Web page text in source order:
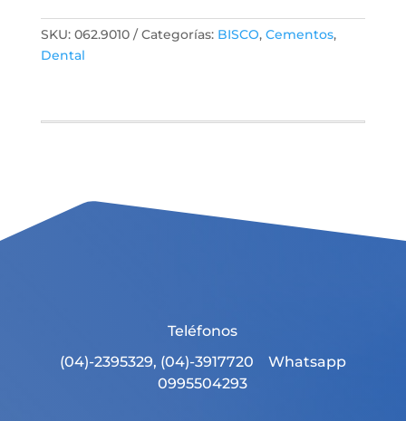
SKU: 062.9010 Categorías: BISCO, Cementos,
Dental
Teléfonos
(04)-2395329, (04)-3917720 Whatsapp
0995504293